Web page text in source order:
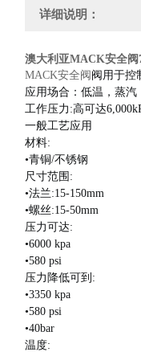
详细说明：
澳大利亚MACK安全阀
MACK安全阀 阀用于控
应用场合： 低温，蒸汽
工作压力:高可达
一般工艺应用
材料:
•青铜/不锈钢
尺寸范围:
•法兰:15-150mm
•螺丝:15-50mm
压力可达:
•6000 kpa
•580 psi
压力降低可到:
•3350 kpa
•580 psi
•40bar
温度: